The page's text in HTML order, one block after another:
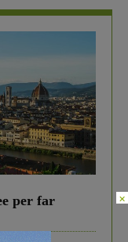
per far
×